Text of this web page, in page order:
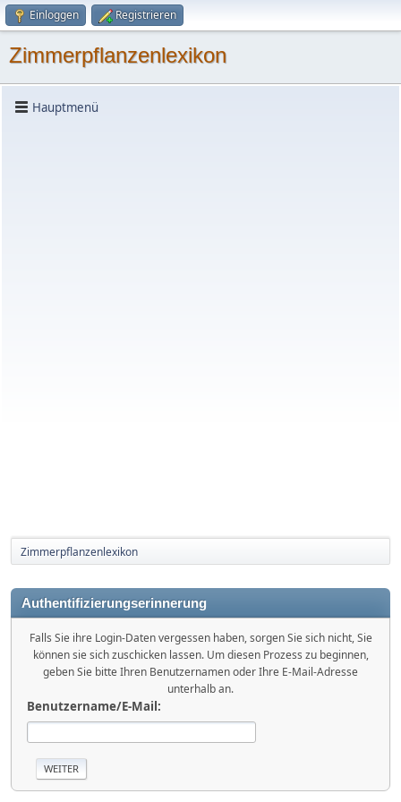
Einloggen Registrieren
Zimmerpflanzenlexikon
Hauptmenü
Zimmerpflanzenlexikon
Authentifizierungserinnerung
Falls Sie ihre Login-Daten vergessen haben, sorgen Sie sich nicht, Sie
können sie sich zuschicken lassen. Um diesen Prozess zu beginnen,
geben Sie bitte Ihren Benutzernamen oder Ihre E-Mail-Adresse
unterhalb an.
Benutzername/E-Mail: